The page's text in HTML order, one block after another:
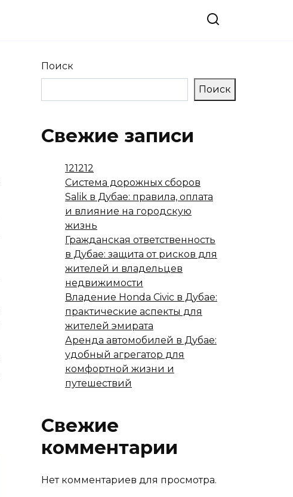
Поиск
Поиск
Свежие записи
121212
Система дорожных сборов
Salik в Дубае: правила, оплата
и влияние на городскую
жизнь
Гражданская ответственность
в Дубае: защита от рисков для
жителей и владельцев
недвижимости
Владение Honda Civic в Дубае:
практические аспекты для
жителей эмирата
Аренда автомобилей в Дубае:
удобный агрегатор для
комфортной жизни и
путешествий
Свежие
комментарии
Нет комментариев для просмотра.